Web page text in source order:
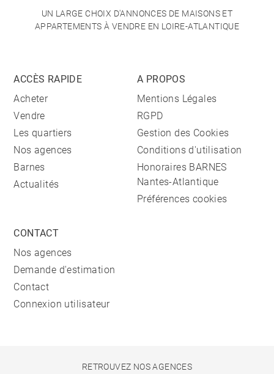
UN LARGE CHOIX D'ANNONCES DE MAISONS ET
APPARTEMENTS À VENDRE EN LOIRE-ATLANTIQUE
ACCÈS RAPIDE
Acheter
Vendre
Les quartiers
Nos agences
Barnes
Actualités
A PROPOS
Mentions Légales
RGPD
Gestion des Cookies
Conditions d'utilisation
Honoraires BARNES
Nantes-Atlantique
Préférences cookies
CONTACT
Nos agences
Demande d'estimation
Contact
Connexion utilisateur
RETROUVEZ NOS AGENCES